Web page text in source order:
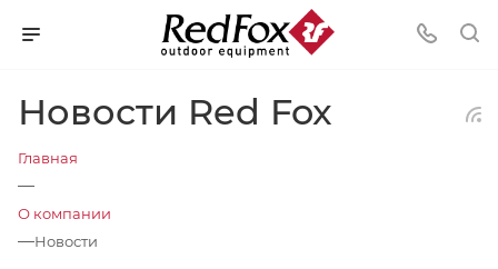
Новости Red Fox
Главная
—
О компании
—Новости